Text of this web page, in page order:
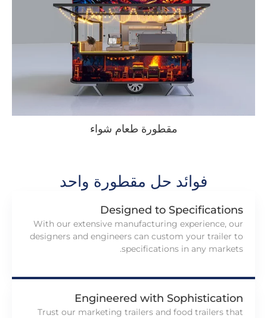
مقطورة طعام شواء
فوائد حل مقطورة واحد
Designed to Specifications
With our extensive manufacturing experience, our
designers and engineers can custom your trailer to
specifications in any markets
.
Engineered with Sophistication
Trust our marketing trailers and food trailers that